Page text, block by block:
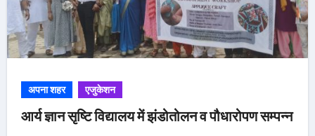
अपना शहर एजुकेशन
आर्य ज्ञान सृष्टि विद्यालय में झंडोतोलन व पौधारोपण सम्पन्न